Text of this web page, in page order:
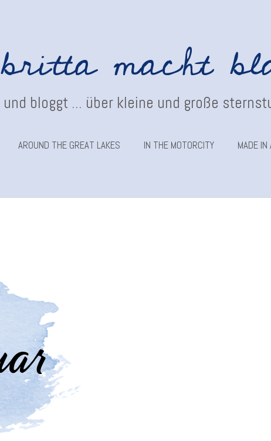
britta macht
und bloggt ... über kleine und große
AROUND THE GREAT LAKES IN THE MOTORCITY MADE IN